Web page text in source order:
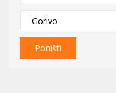
Gorivo
Poništi